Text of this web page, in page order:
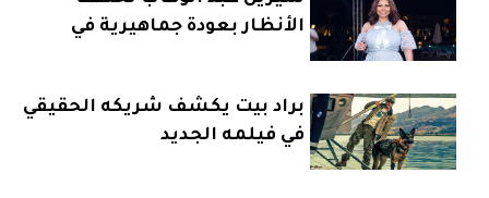
الأنظار بعودة جماهيرية في
براد بيت يكشف شريكه الحقيقي
في فيلمه الجديد